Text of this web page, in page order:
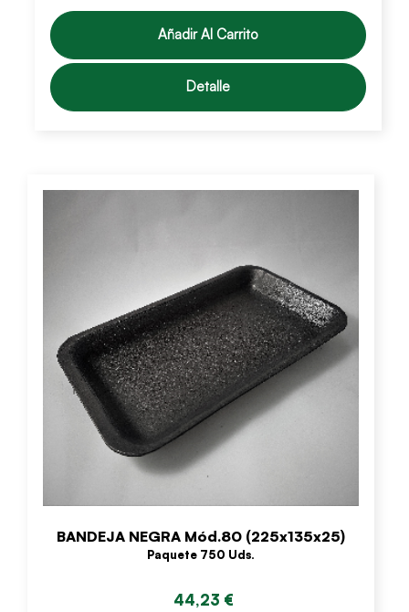
Añadir Al Carrito
Detalle
BANDEJA NEGRA Mód.80 (225x135x25)
Paquete 750 Uds.
44,23 €